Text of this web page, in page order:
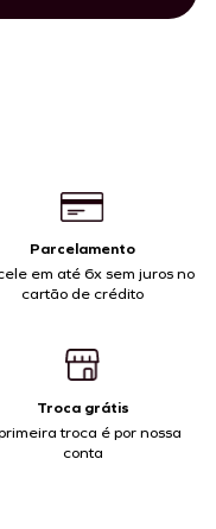
Parcelamento
em até 6x sem juros no
cartão de crédito
Troca grátis
troca é por nossa
conta